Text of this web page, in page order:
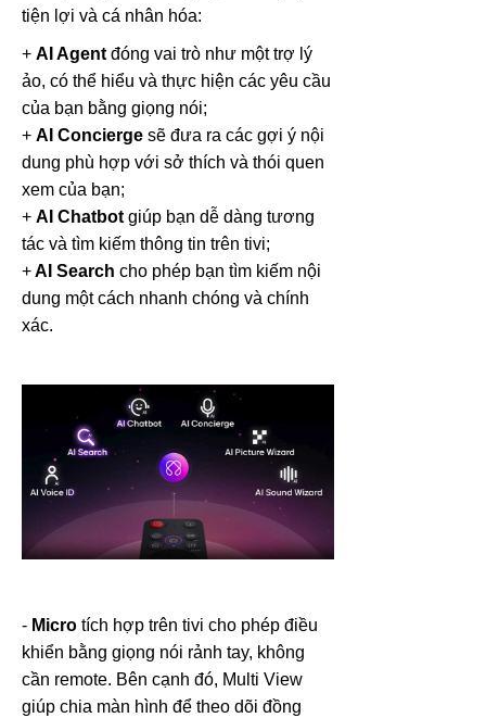
tiện lợi và cá nhân hóa:
+ AI Agent đóng vai trò như một trợ lý
ảo, có thể hiểu và thực hiện các yêu cầu
của bạn bằng giọng nói;
+ AI Concierge sẽ đưa ra các gợi ý nội
dung phù hợp với sở thích và thói quen
xem của bạn;
+ AI Chatbot giúp bạn dễ dàng tương
tác và tìm kiếm thông tin trên tivi;
+AI Search cho phép bạn tìm kiếm nội
dung một cách nhanh chóng và chính
xác.
- Micro tích hợp trên tivi cho phép điều
khiển bằng giọng nói rảnh tay, không
cần remote. Bên cạnh đó, Multi View
giúp chia màn hình để theo dõi đồng